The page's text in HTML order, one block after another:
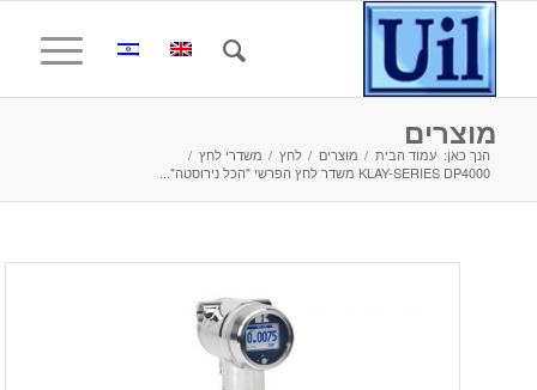
מוצרים
הנך כאן: עמוד הבית / מוצרים / לחץ / משדרי לחץ /
KLAY-SERIES DP4000 משדר לחץ הפרשי "הכל נירוסטה"...